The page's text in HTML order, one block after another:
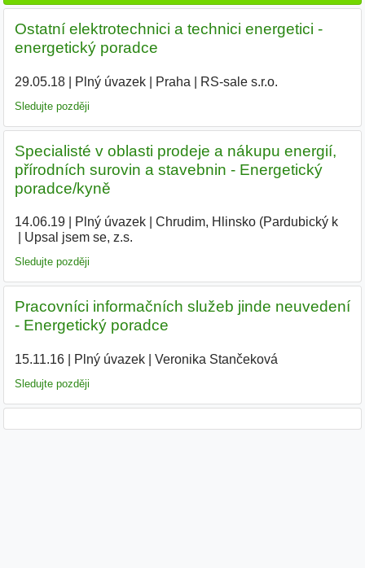
Ostatní elektrotechnici a technici energetici -
energetický poradce
29.05.18| Plný úvazek| Praha RS-sale s.r.o.
Sledujte později
Specialisté v oblasti prodeje a nákupu energií,
přírodních surovin a stavebnin - Energetický
poradce/kyně
14.06.19| Plný úvazek| Chrudim, Hlinsko (Pardubický k|
Upsal jsem se, z.s.
Sledujte později
Pracovníci informačních služeb jinde neuvedení
- Energetický poradce
15.11.16| Plný úvazek| Veronika Stančeková
Sledujte později